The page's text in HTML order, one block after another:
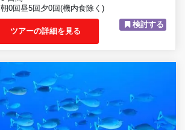
朝0回昼5回夕0回(機内食除く)
ツアーの詳細を見る
検討する